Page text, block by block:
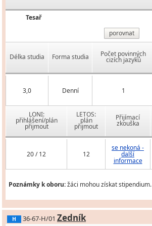
Tesař
porovnat
Délka studia Forma studia Počet povinných
cizích jazyků
3,0 Denní 1
LONI:
přihlášení/plán
přijmout
LETOS:
plán
přijmout
Přijímací
zkouška
20 / 12 12
se nekoná -
další
informace
Poznámky k oboru:žáci mohou získat stipendium.
H 36-67-H/01 Zedník